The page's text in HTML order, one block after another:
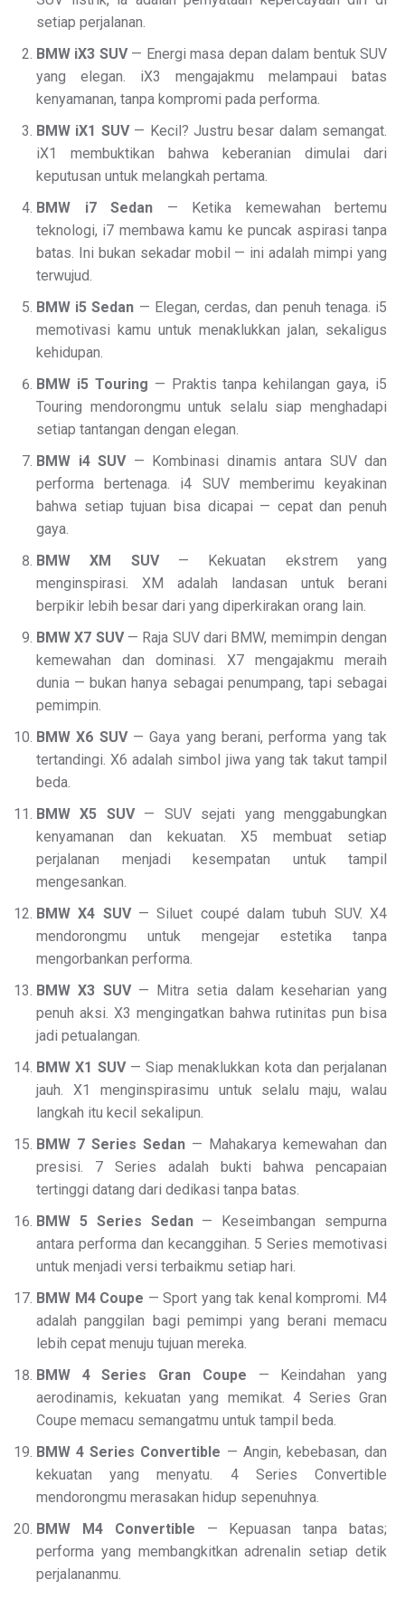
setiap perjalanan.
BMW iX3 SUV— Energi masa depan dalam bentuk SUV
yang elegan. iX3 mengajakmu melampaui batas
kenyamanan, tanpa kompromi pada performa.
BMW iX1 SUV— Kecil? Justru besar dalam semangat.
iX1 membuktikan bahwa keberanian dimulai dari
keputusan untuk melangkah pertama.
BMW i7 Sedan — Ketika kemewahan bertemu
teknologi, i7 membawa kamu ke puncak aspirasi tanpa
batas. Ini bukan sekadar mobil — ini adalah mimpi yang
terwujud.
BMW i5 Sedan — Elegan, cerdas, dan penuh tenaga. i5
memotivasi kamu untuk menaklukkan jalan, sekaligus
kehidupan.
BMW i5 Touring — Praktis tanpa kehilangan gaya, i5
Touring mendorongmu untuk selalu siap menghadapi
setiap tantangan dengan elegan.
BMW i4 SUV— Kombinasi dinamis antara SUV dan
performa bertenaga. i4 SUV memberimu keyakinan
bahwa setiap tujuan bisa dicapai — cepat dan penuh
gaya.
BMW XM SUV— Kekuatan ekstrem yang
menginspirasi. XM adalah landasan untuk berani
berpikir lebih besar dari yang diperkirakan orang lain.
BMW X7 SUV— Raja SUV dari BMW, memimpin dengan
kemewahan dan dominasi. X7 mengajakmu meraih
dunia — bukan hanya sebagai penumpang, tapi sebagai
pemimpin.
BMW X6 SUV— Gaya yang berani, performa yang tak
tertandingi. X6 adalah simbol jiwa yang tak takut tampil
beda.
BMW X5 SUV— SUV sejati yang menggabungkan
kenyamanan dan kekuatan. X5 membuat setiap
perjalanan menjadi kesempatan untuk tampil
mengesankan.
BMW X4 SUV— Siluet coupé dalam tubuh SUV. X4
mendorongmu untuk mengejar estetika tanpa
mengorbankan performa.
BMW X3 SUV— Mitra setia dalam keseharian yang
penuh aksi. X3 mengingatkan bahwa rutinitas pun bisa
jadi petualangan.
BMW X1 SUV— Siap menaklukkan kota dan perjalanan
jauh. X1 menginspirasimu untuk selalu maju, walau
langkah itu kecil sekalipun.
BMW 7 Series Sedan — Mahakarya kemewahan dan
presisi. 7 Series adalah bukti bahwa pencapaian
tertinggi datang dari dedikasi tanpa batas.
BMW 5 Series Sedan— Keseimbangan sempurna
antara performa dan kecanggihan. 5 Series memotivasi
untuk menjadi versi terbaikmu setiap hari.
BMW M4 Coupe — Sport yang tak kenal kompromi. M4
adalah panggilan bagi pemimpi yang berani memacu
lebih cepat menuju tujuan mereka.
BMW 4 Series Gran Coupe — Keindahan yang
aerodinamis, kekuatan yang memikat. 4 Series Gran
Coupe memacu semangatmu untuk tampil beda.
BMW 4 Series Convertible — Angin, kebebasan, dan
kekuatan yang menyatu. 4 Series Convertible
mendorongmu merasakan hidup sepenuhnya.
BMW M4 Convertible — Kepuasan tanpa batas;
performa yang membangkitkan adrenalin setiap detik
perjalananmu.